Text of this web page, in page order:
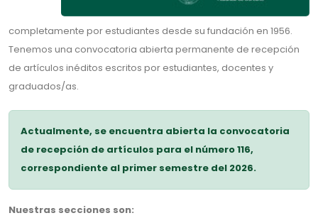
completamente por estudiantes desde su fundación en 1956.
Tenemos una convocatoria abierta permanente de recepción
de artículos inéditos escritos por estudiantes, docentes y
graduados/as.
Actualmente, se encuentra abierta la convocatoria
de recepción de artículos para el número 116,
correspondiente al primer semestre del 2026.
Nuestras secciones son: